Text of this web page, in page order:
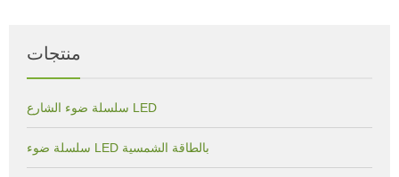
منتجات
سلسلة ضوء الشارع LED
سلسلة ضوء LED بالطاقة الشمسية